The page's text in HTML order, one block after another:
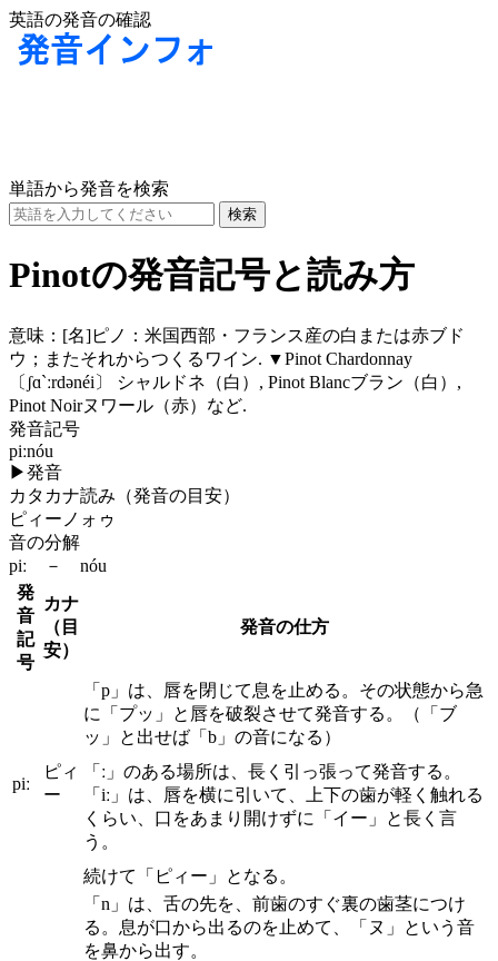
英語の発音の確認
単語から発音を検索
Pinotの発音記号と読み方
意味： [名]ピノ：米国西部・フランス産の白または赤ブド
ウ；またそれからつくるワイン. ▼Pinot Chardonnay
〔ʃɑ`ːrdənéi〕
シャルドネ（白）, Pinot Blancブラン（白）,
Pinot Noirヌワール（赤）など.
発音記号
piːnóu
▶発音
カタカナ読み（発音の目安）
ピィーノォゥ
音の分解
piː － nóu
発
音
記
号
カナ
（目
安）
発音の仕方
piː
ピィ
ー
「p」は、唇を閉じて息を止める。その状態から急
に「プッ」と唇を破裂させて発音する。（「ブ
ッ」と出せば「b」の音になる）
「ː」のある場所は、長く引っ張って発音する。
「iː」は、唇を横に引いて、上下の歯が軽く触れる
くらい、口をあまり開けずに「イー」と長く言
う。
続けて「ピィー」となる。
「n」は、舌の先を、前歯のすぐ裏の歯茎につけ
る。息が口から出るのを止めて、「ヌ」という音
を鼻から出す。